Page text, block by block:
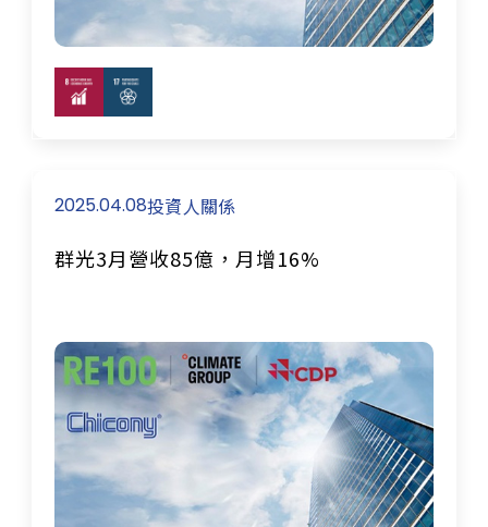
2025.04.08投資人關係
群光3月營收85億，月增16%